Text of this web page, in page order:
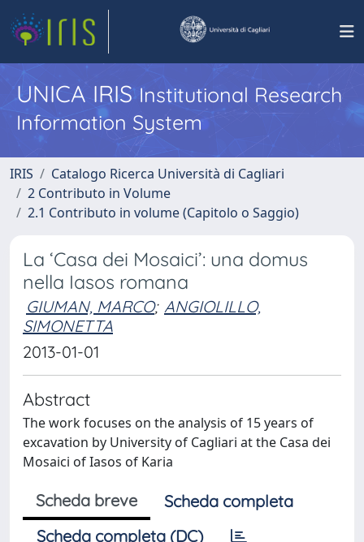
UNICA IRISInstitutional Research
Information System
IRIS
Catalogo Ricerca Università di Cagliari
2 Contributo in Volume
2.1 Contributo in volume (Capitolo o Saggio)
La ‘Casa dei Mosaici’: una domus
nella Iasos romana
GIUMAN, MARCO; ANGIOLILLO,
SIMONETTA
2013-01-01
Abstract
The work focuses on the analysis of 15 years of
excavation by University of Cagliari at the Casa dei
Mosaici of Iasos of Karia
Scheda breve
Scheda completa
Scheda completa (DC)